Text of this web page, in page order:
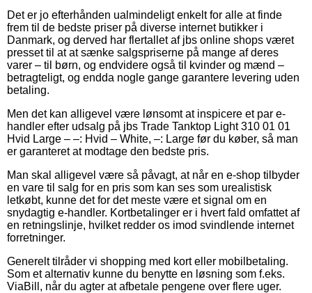
Det er jo efterhånden ualmindeligt enkelt for alle at finde
frem til de bedste priser på diverse internet butikker i
Danmark, og derved har flertallet af jbs online shops været
presset til at at sænke salgspriserne på mange af deres
varer – til børn, og endvidere også til kvinder og mænd –
betragteligt, og endda nogle gange garantere levering uden
betaling.
Men det kan alligevel være lønsomt at inspicere et par e-
handler efter udsalg på jbs Trade Tanktop Light 310 01 01
Hvid Large – –: Hvid – White, –: Large før du køber, så man
er garanteret at modtage den bedste pris.
Man skal alligevel være så påvagt, at når en e-shop tilbyder
en vare til salg for en pris som kan ses som urealistisk
letkøbt, kunne det for det meste være et signal om en
snydagtig e-handler. Kortbetalinger er i hvert fald omfattet af
en retningslinje, hvilket redder os imod svindlende internet
forretninger.
Generelt tilråder vi shopping med kort eller mobilbetaling.
Som et alternativ kunne du benytte en løsning som f.eks.
ViaBill, når du agter at afbetale pengene over flere uger.